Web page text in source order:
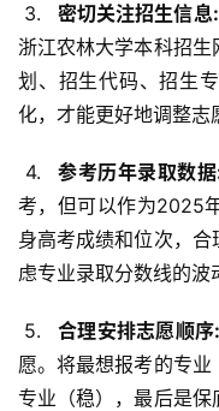
3.
  密切关注招生信息:
浙江农林大学本科招
划、招生代码、招生
化，才能更好地调整志
4.
参考历年录取数据
考，但可以作为2025
身高考成绩和位次，
虑专业录取分数线的波
5.
  合理安排志愿顺序:
愿。将最想报考的专
专业（稳），最后是